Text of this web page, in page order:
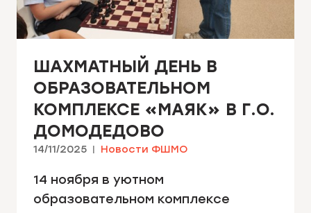
ШАХМАТНЫЙ ДЕНЬ В
ОБРАЗОВАТЕЛЬНОМ
КОМПЛЕКСЕ «МАЯК» В Г.О.
ДОМОДЕДОВО
14/11/2025 Новости ФШМО
14 ноября в уютном
образовательном комплексе